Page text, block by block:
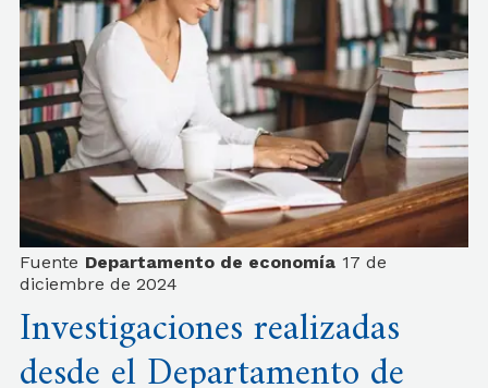
Fuente Departamento de economía 17 de
diciembre de 2024
Investigaciones realizadas
desde el Departamento de